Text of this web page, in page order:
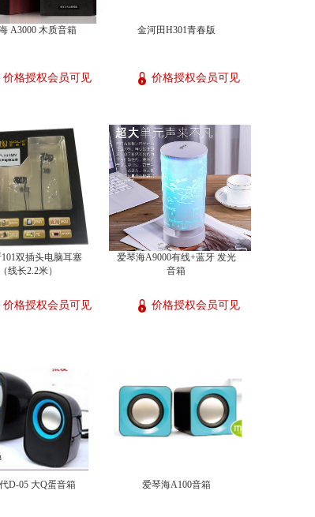
A3000 木质音箱
价格授权会员可见
金河田H301青春版
价格授权会员可见
双插头电脑耳塞
（线长2.2米）
价格授权会员可见
爱琴海A9000有线+蓝牙 发光
音箱
价格授权会员可见
D-05 大Q蛋音箱 爱琴海A100音箱